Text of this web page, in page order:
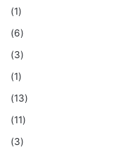
(1)
(6)
(3)
(1)
(13)
(11)
(3)